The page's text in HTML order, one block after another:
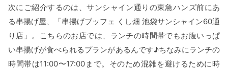
次にご紹介するのは、サンシャイン通りの東急ハンズ前にあ
る串揚げ屋、「串揚げブッフェ くし畑 池袋サンシャイン60通
り店」。こちらのお店では、ランチの時間帯でもお腹いっぱ
い串揚げが食べられるプランがあるんです♪ちなみにランチの
時間帯は11:00〜17:00まで。そのため混雑を避けるために時